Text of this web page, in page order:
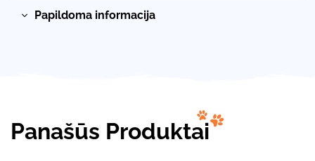
Papildoma informacija
Panašūs Produktai